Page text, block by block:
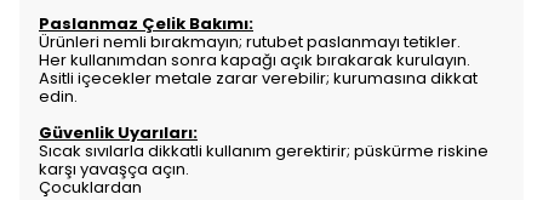
Paslanmaz Çelik Bakımı:
Ürünleri nemli bırakmayın; rutubet paslanmayı tetikler.
Her kullanımdan sonra kapağı açık bırakarak kurulayın.
Asitli içecekler metale zarar verebilir; kurumasına dikkat
edin.
Güvenlik Uyarıları:
Sıcak sıvılarla dikkatli kullanım gerektirir; püskürme riskine
karşı yavaşça açın.
Çocuklardan